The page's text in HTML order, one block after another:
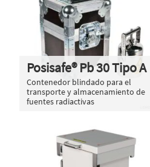
Posisafe® Pb 30 Tipo A
Contenedor blindado para el
transporte y almacenamiento de
fuentes radiactivas